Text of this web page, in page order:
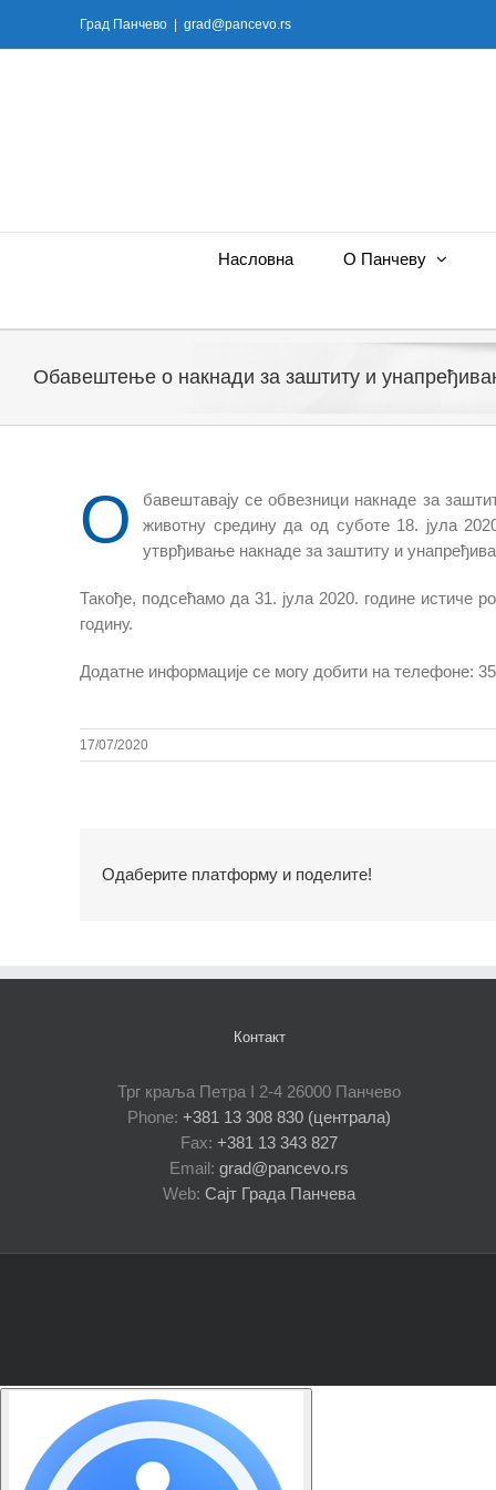
Град Панчево grad@pancevo.rs
Насловна О Панчеву
Обавештење о накнади за заштиту и
О
бавештавају се обвезници накнаде за
животну средину да од суботе 18. јула
утврђивање накнаде за заштиту и
Такође, подсећамо да 31. јула 2020. године истиче
годину.
Додатне информације се могу добити на телефоне:
17/07/2020
Одаберите платформу и поделите!
Контакт
Трг краља Петра I 2-4 26000 Панчево
Phone: +381 13 308 830 (централа)
Fax: +381 13 343 827
Email: grad@pancevo.rs
Web: Сајт Града Панчева